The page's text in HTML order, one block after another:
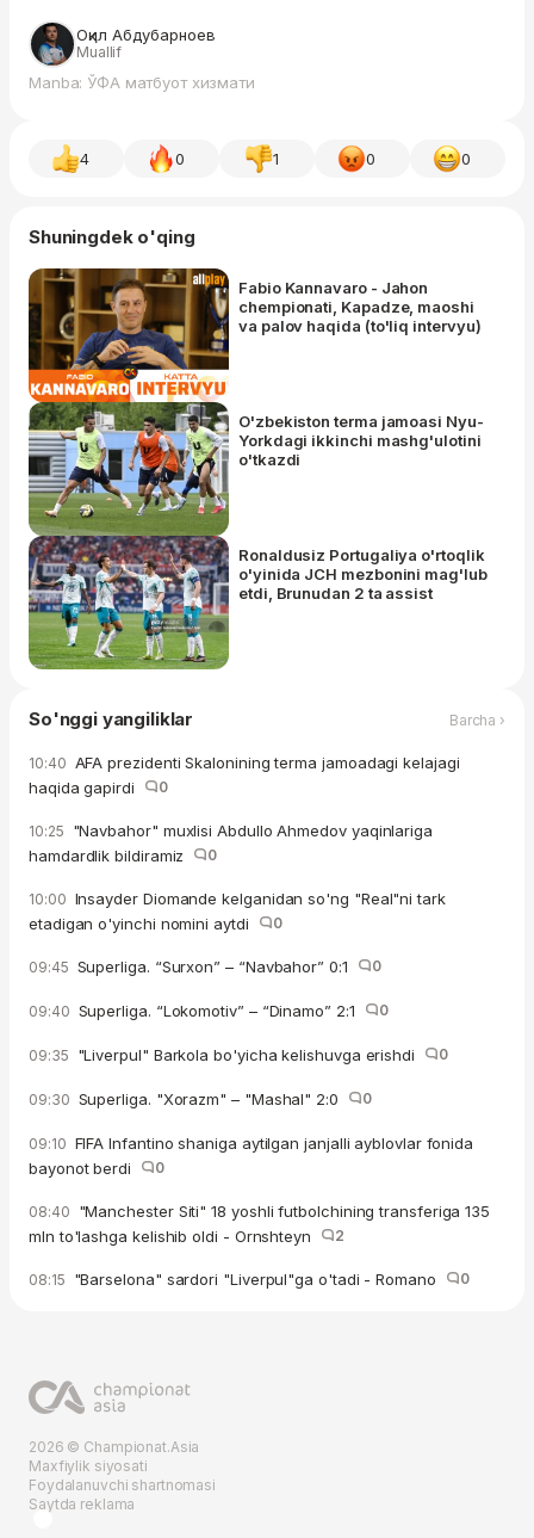
Оқил Абдубарноев
Muallif
Manba: ЎФА матбуот хизмати
4 0 1 0 0
Shuningdek o'qing
Fabio Kannavaro - Jahon
chempionati, Kapadze, maoshi
va palov haqida (to'liq intervyu)
O'zbekiston terma jamoasi Nyu-
Yorkdagi ikkinchi mashg'ulotini
o'tkazdi
Ronaldusiz Portugaliya o'rtoqlik
o'yinida JCH mezbonini mag'lub
etdi, Brunudan 2 ta assist
So'nggi yangiliklar Barcha ›
10:40 AFA prezidenti Skalonining terma jamoadagi kelajagi
haqida gapirdi
0
10:25 "Navbahor" muxlisi Abdullo Ahmedov yaqinlariga
hamdardlik bildiramiz
0
10:00 Insayder Diomande kelganidan so'ng "Real"ni tark
etadigan o'yinchi nomini aytdi
0
09:45 Superliga. “Surxon” – “Navbahor” 0:1 0
09:40 Superliga. “Lokomotiv” – “Dinamo” 2:1 0
09:35 "Liverpul" Barkola bo'yicha kelishuvga erishdi 0
09:30 Superliga. "Xorazm" – "Mashal" 2:0 0
09:10 FIFA Infantino shaniga aytilgan janjalli ayblovlar fonida
bayonot berdi
0
08:40 "Manchester Siti" 18 yoshli futbolchining transferiga 135
mln to'lashga kelishib oldi - Ornshteyn
2
08:15 "Barselona" sardori "Liverpul"ga o'tadi - Romano 0
2026 © Championat.Asia
Maxfiylik siyosati
Foydalanuvchi shartnomasi
Saytda reklama